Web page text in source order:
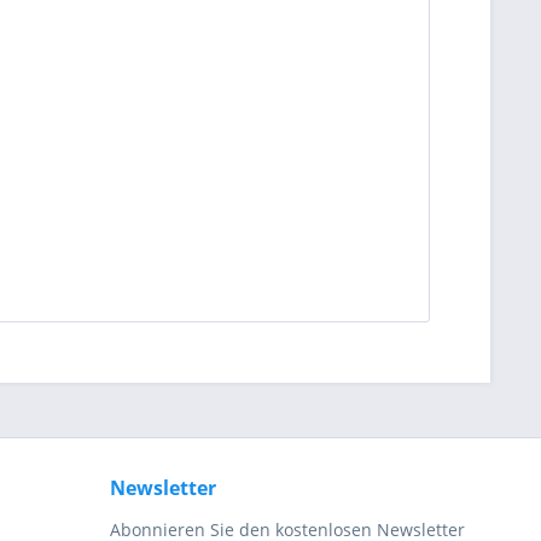
Newsletter
Abonnieren Sie den kostenlosen Newsletter